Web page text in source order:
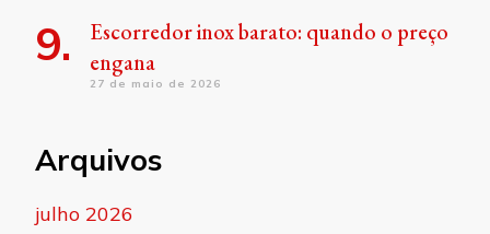
Escorredor inox barato: quando o preço
engana
27 de maio de 2026
Arquivos
julho 2026